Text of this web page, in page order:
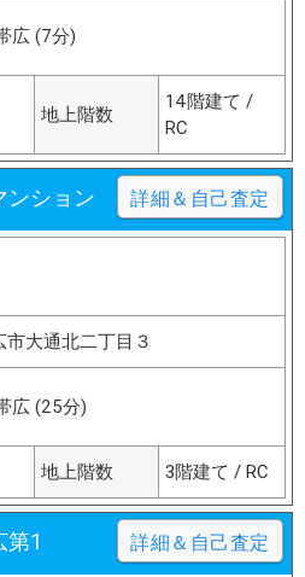
広 (7分)
地上階数
14階建て /
RC
ンション 詳細＆自己査定
市大通北二丁目３
広 (25分)
地上階数 3階建て / RC
第1 詳細＆自己査定